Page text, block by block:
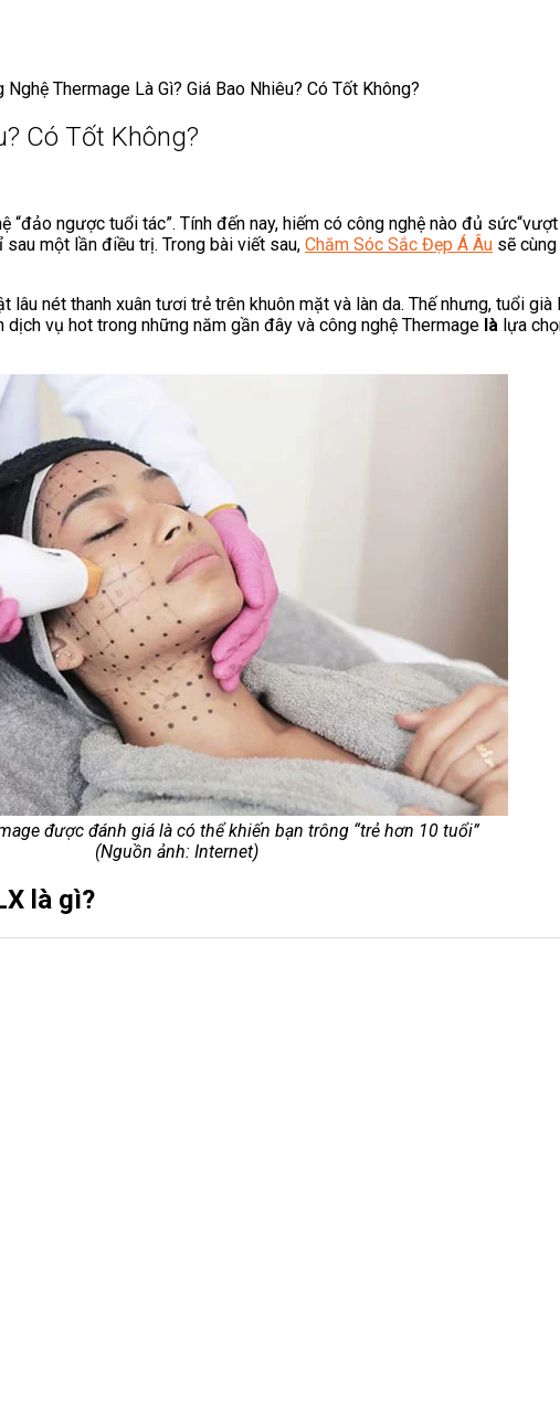
Nghệ Thermage Là Gì? Giá Bao Nhiêu? Có Tốt Không?
Có Tốt Không?
“đảo ngược tuổi tác”. Tính đến nay, hiếm có công nghệ nào đủ
một lần điều trị. Trong bài viết sau, Chăm Sóc Sắc Đẹp Á Âu sẽ
nét thanh xuân tươi trẻ trên khuôn mặt và làn da. Thế nhưng, tuổi
vụ hot trong những năm gần đây và công nghệ Thermage là lựa
được đánh giá là có thể khiến bạn trông “trẻ hơn 10 tuổi”
(Nguồn ảnh: Internet)
là gì?